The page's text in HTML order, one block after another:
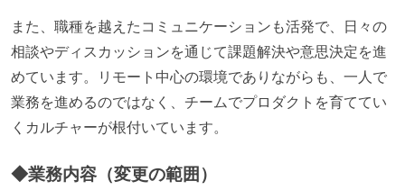
また、職種を越えたコミュニケーションも活発で、日々の
相談やディスカッションを通じて課題解決や意思決定を進
めています。リモート中心の環境でありながらも、一人で
業務を進めるのではなく、チームでプロダクトを育ててい
くカルチャーが根付いています。
◆業務内容（変更の範囲）